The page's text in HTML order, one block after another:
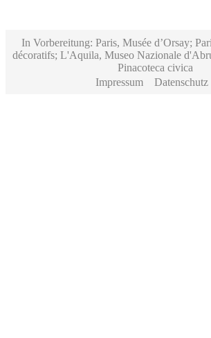
In Vorbereitung: Paris, Musée d’Orsay;
décoratifs; L'Aquila, Museo Nazionale
Pinacoteca civica
Impressum
Datenschutz